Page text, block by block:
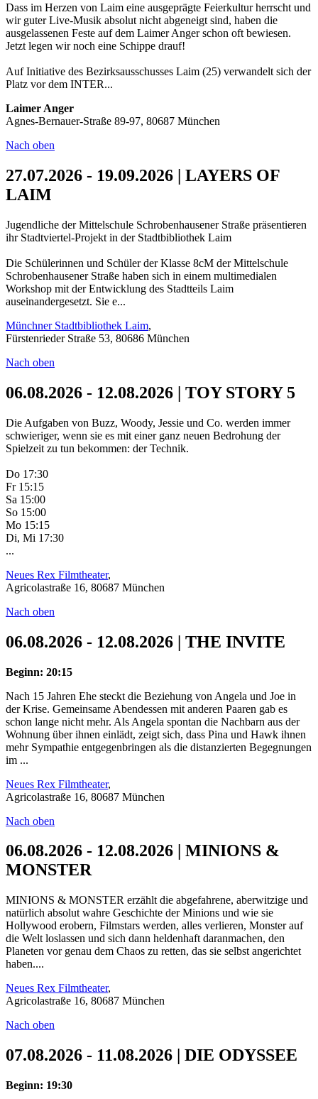
Dass im Herzen von Laim eine ausgeprägte Feierkultur herrscht und
wir guter Live-Musik absolut nicht abgeneigt sind, haben die
ausgelassenen Feste auf dem Laimer Anger schon oft bewiesen.
Jetzt legen wir noch eine Schippe drauf!
Auf Initiative des Bezirksausschusses Laim (25) verwandelt sich der
Platz vor dem INTER...
Laimer Anger
Agnes-Bernauer-Straße 89-97, 80687 München
Nach oben
27.07.2026 - 19.09.2026 | LAYERS OF
LAIM
Jugendliche der Mittelschule Schrobenhausener Straße präsentieren
ihr Stadtviertel-Projekt in der Stadtbibliothek Laim
Die Schülerinnen und Schüler der Klasse 8cM der Mittelschule
Schrobenhausener Straße haben sich in einem multimedialen
Workshop mit der Entwicklung des Stadtteils Laim
auseinandergesetzt. Sie e...
Münchner Stadtbibliothek Laim,
Fürstenrieder Straße 53, 80686 München
Nach oben
06.08.2026 - 12.08.2026 | TOY STORY 5
Die Aufgaben von Buzz, Woody, Jessie und Co. werden immer
schwieriger, wenn sie es mit einer ganz neuen Bedrohung der
Spielzeit zu tun bekommen: der Technik.
Do 17:30
Fr 15:15
Sa 15:00
So 15:00
Mo 15:15
Di, Mi 17:30
...
Neues Rex Filmtheater,
Agricolastraße 16, 80687 München
Nach oben
06.08.2026 - 12.08.2026 | THE INVITE
Beginn: 20:15
Nach 15 Jahren Ehe steckt die Beziehung von Angela und Joe in
der Krise. Gemeinsame Abendessen mit anderen Paaren gab es
schon lange nicht mehr. Als Angela spontan die Nachbarn aus der
Wohnung über ihnen einlädt, zeigt sich, dass Pina und Hawk ihnen
mehr Sympathie entgegenbringen als die distanzierten Begegnungen
im ...
Neues Rex Filmtheater,
Agricolastraße 16, 80687 München
Nach oben
06.08.2026 - 12.08.2026 | MINIONS &
MONSTER
MINIONS & MONSTER erzählt die abgefahrene, aberwitzige und
natürlich absolut wahre Geschichte der Minions und wie sie
Hollywood erobern, Filmstars werden, alles verlieren, Monster auf
die Welt loslassen und sich dann heldenhaft daranmachen, den
Planeten vor genau dem Chaos zu retten, das sie selbst angerichtet
haben....
Neues Rex Filmtheater,
Agricolastraße 16, 80687 München
Nach oben
07.08.2026 - 11.08.2026 | DIE ODYSSEE
Beginn: 19:30